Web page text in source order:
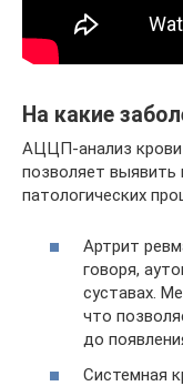
На какие
АЦЦП-анализ крови
позволяет
патологических
Артрит
говоря,
суставах.
что
до
Системная